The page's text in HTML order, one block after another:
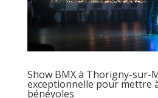
Show BMX à Thorigny-sur-
exceptionnelle pour mettre
bénévoles